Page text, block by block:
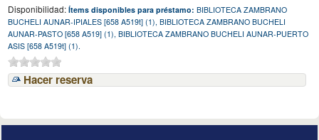
Disponibilidad:Ítems disponibles para préstamo:BIBLIOTECA ZAMBRANO
BUCHELI AUNAR-IPIALES [658 A519t] (1), BIBLIOTECA ZAMBRANO BUCHELI
AUNAR-PASTO [658 A519] (1), BIBLIOTECA ZAMBRANO BUCHELI AUNAR-PUERTO
ASIS [658 A519t] (1).
Hacer reserva